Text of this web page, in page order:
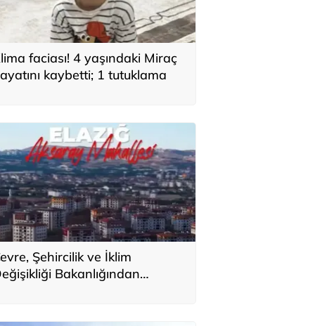
faciası! 4 yaşındaki Miraç
kaybetti; 1 tutuklama
Şehircilik ve İklim
Bakanlığından